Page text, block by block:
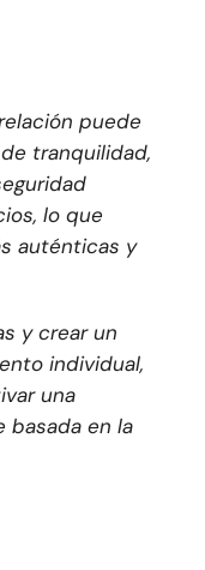
puede
tranquilidad,
lo que
auténticas y
y crear un
individual,
una
basada en la